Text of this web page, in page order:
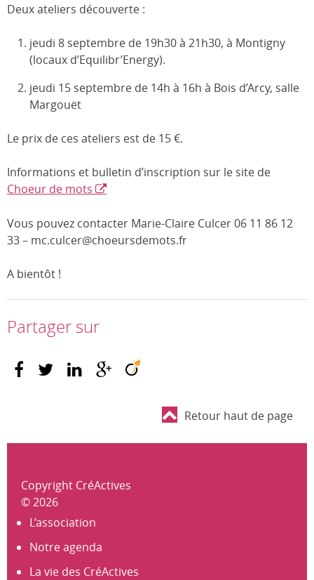
Deux ateliers découverte :
jeudi 8 septembre de 19h30 à 21h30, à Montigny
(locaux d’Equilibr’Energy).
jeudi 15 septembre de 14h à 16h à Bois d’Arcy, salle
Margouët
Le prix de ces ateliers est de 15 €.
Informations et bulletin d’inscription sur le site de
Choeur de mots
Vous pouvez contacter Marie-Claire Culcer 06 11 86 12
33 – mc.culcer@choeursdemots.fr
A bientôt !
Partager sur
Retour haut de page
Copyright CréActives
© 2026
L’association
Notre agenda
La vie des CréActives